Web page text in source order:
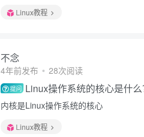
Linux教程
不念
4年前发布 28次阅读
提问 Linux操作系统的核心是什么
内核是Linux操作系统的核心
Linux教程